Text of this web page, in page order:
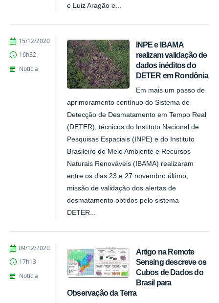
e Luiz Aragão e...
INPE e IBAMA
realizam validação de
dados inéditos do
DETER em Rondônia
Em mais um passo de
aprimoramento contínuo do Sistema de
Detecção de Desmatamento em Tempo Real
(DETER), técnicos do Instituto Nacional de
Pesquisas Espaciais (INPE) e do Instituto
Brasileiro do Meio Ambiente e Recursos
Naturais Renováveis (IBAMA) realizaram
entre os dias 23 e 27 novembro último,
missão de validação dos alertas de
desmatamento obtidos pelo sistema
DETER...
publicado
15/12/2020
16h32
Notícia
Artigo na Remote
Sensing descreve os
Cubos de Dados do
Brasil para
Observação da Terra
publicado
09/12/2020
17h13
Notícia